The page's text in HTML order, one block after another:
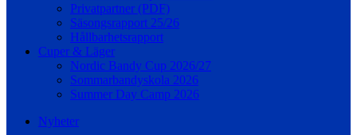
Privatpartner (PDF)
Säsongsrapport 25/26
Hållbarhetsrapport
Cuper & Läger
Nordic Bandy Cup 2026/27
Sommarbandyskola 2026
Summer Day Camp 2026
Nyheter